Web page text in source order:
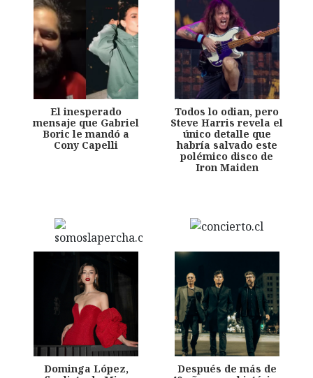
El inesperado
mensaje que Gabriel
Boric le mandó a
Cony Capelli
Todos lo odian, pero
Steve Harris revela el
único detalle que
habría salvado este
polémico disco de
Iron Maiden
Dominga López,
Después de más de